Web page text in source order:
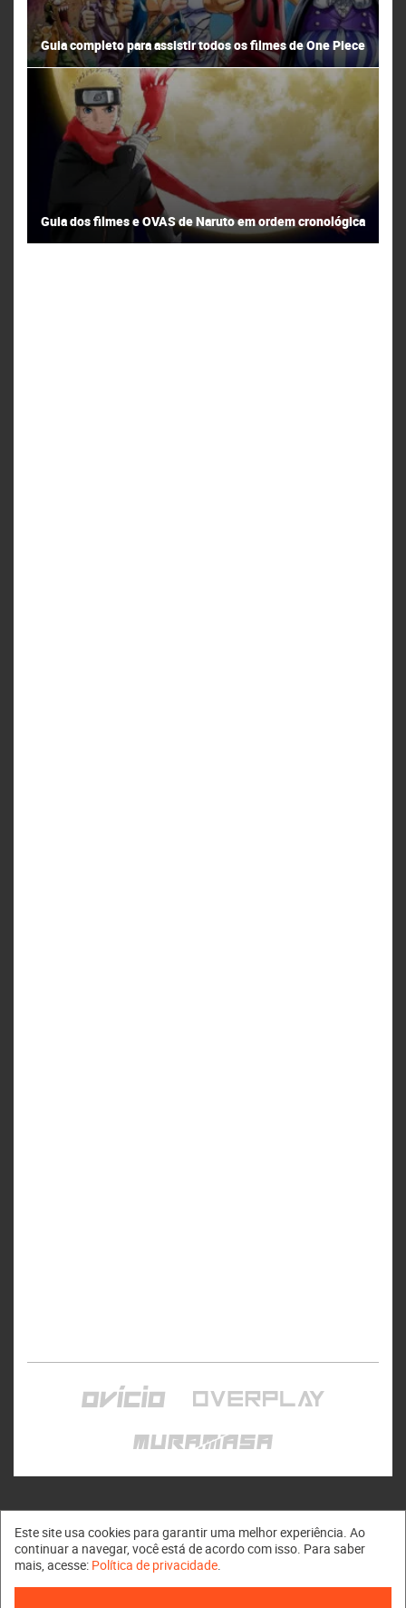
Guia completo para assistir todos os filmes de One Piece
Guia dos filmes e OVAS de Naruto em ordem cronológica
Muramasa © 2011 - 2026
Este site usa cookies para garantir uma melhor experiência. Ao
continuar a navegar, você está de acordo com isso. Para saber
mais, acesse: Política de privacidade.